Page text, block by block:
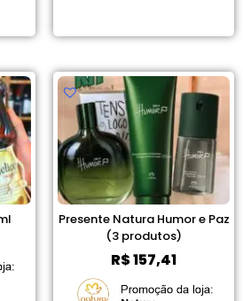
Presente Natura Humor e Paz
(3 produtos)
R$157,41